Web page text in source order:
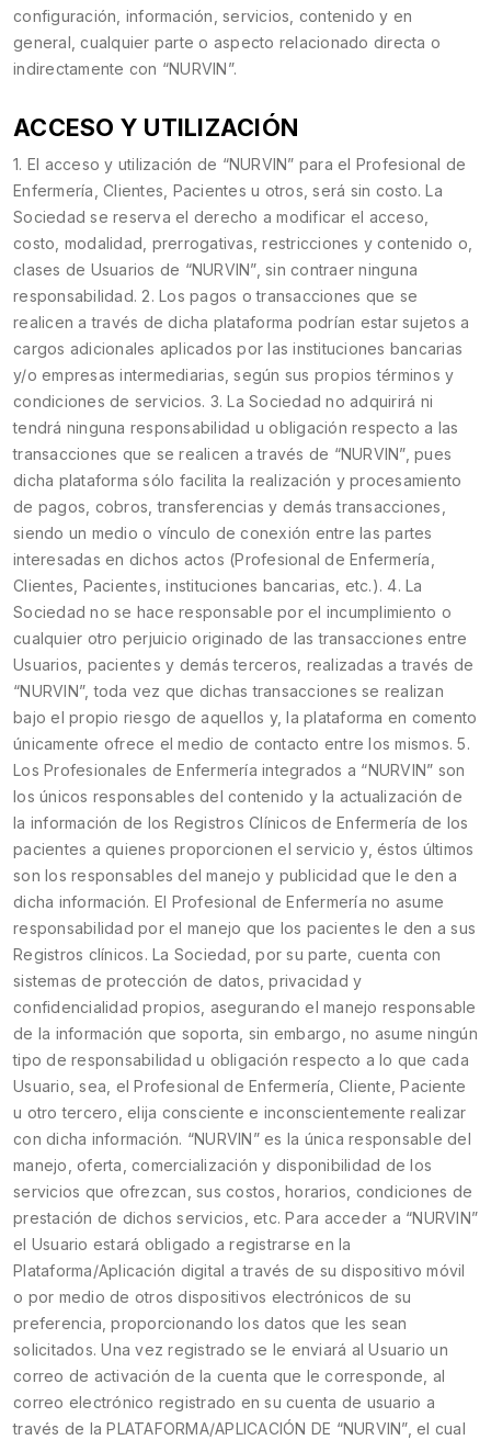
configuración, información, servicios, contenido y en
general, cualquier parte o aspecto relacionado directa o
indirectamente con “NURVIN”.
ACCESO Y UTILIZACIÓN
1. El acceso y utilización de “NURVIN” para el Profesional de
Enfermería, Clientes, Pacientes u otros, será sin costo. La
Sociedad se reserva el derecho a modificar el acceso,
costo, modalidad, prerrogativas, restricciones y contenido o,
clases de Usuarios de “NURVIN”, sin contraer ninguna
responsabilidad. 2. Los pagos o transacciones que se
realicen a través de dicha plataforma podrían estar sujetos a
cargos adicionales aplicados por las instituciones bancarias
y/o empresas intermediarias, según sus propios términos y
condiciones de servicios. 3. La Sociedad no adquirirá ni
tendrá ninguna responsabilidad u obligación respecto a las
transacciones que se realicen a través de “NURVIN”, pues
dicha plataforma sólo facilita la realización y procesamiento
de pagos, cobros, transferencias y demás transacciones,
siendo un medio o vínculo de conexión entre las partes
interesadas en dichos actos (Profesional de Enfermería,
Clientes, Pacientes, instituciones bancarias, etc.). 4. La
Sociedad no se hace responsable por el incumplimiento o
cualquier otro perjuicio originado de las transacciones entre
Usuarios, pacientes y demás terceros, realizadas a través de
“NURVIN”, toda vez que dichas transacciones se realizan
bajo el propio riesgo de aquellos y, la plataforma en comento
únicamente ofrece el medio de contacto entre los mismos. 5.
Los Profesionales de Enfermería integrados a “NURVIN” son
los únicos responsables del contenido y la actualización de
la información de los Registros Clínicos de Enfermería de los
pacientes a quienes proporcionen el servicio y, éstos últimos
son los responsables del manejo y publicidad que le den a
dicha información. El Profesional de Enfermería no asume
responsabilidad por el manejo que los pacientes le den a sus
Registros clínicos. La Sociedad, por su parte, cuenta con
sistemas de protección de datos, privacidad y
confidencialidad propios, asegurando el manejo responsable
de la información que soporta, sin embargo, no asume ningún
tipo de responsabilidad u obligación respecto a lo que cada
Usuario, sea, el Profesional de Enfermería, Cliente, Paciente
u otro tercero, elija consciente e inconscientemente realizar
con dicha información. “NURVIN” es la única responsable del
manejo, oferta, comercialización y disponibilidad de los
servicios que ofrezcan, sus costos, horarios, condiciones de
prestación de dichos servicios, etc. Para acceder a “NURVIN”
el Usuario estará obligado a registrarse en la
Plataforma/Aplicación digital a través de su dispositivo móvil
o por medio de otros dispositivos electrónicos de su
preferencia, proporcionando los datos que les sean
solicitados. Una vez registrado se le enviará al Usuario un
correo de activación de la cuenta que le corresponde, al
correo electrónico registrado en su cuenta de usuario a
través de la PLATAFORMA/APLICACIÓN DE “NURVIN”, el cual